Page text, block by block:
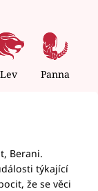
Lev Panna
Berani.
týkající
že se věci